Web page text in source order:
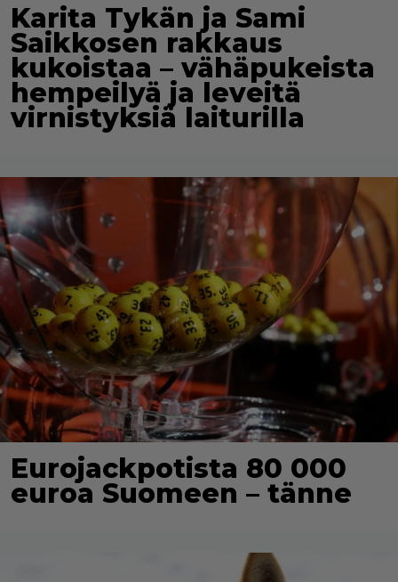
Karita Tykän ja Sami
Saikkosen rakkaus
kukoistaa – vähäpukeista
hempeilyä ja leveitä
virnistyksiä laiturilla
Eurojackpotista 80 000
euroa Suomeen – tänne